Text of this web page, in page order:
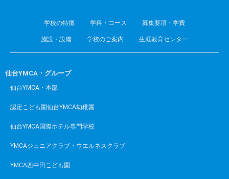
学校の特徴 学科・コース 募集要項・学費
施設・設備 学校のご案内 生涯教育センター
仙台YMCA・グループ
仙台YMCA・本部
認定こども園仙台YMCA幼稚園
仙台YMCA国際ホテル専門学校
YMCAジュニアクラブ・ウエルネスクラブ
YMCA西中田こども園